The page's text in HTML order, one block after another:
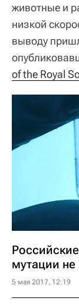
животные и
низкой
выводу
of the Royal
мутации не
5 мая 2017, 12:19